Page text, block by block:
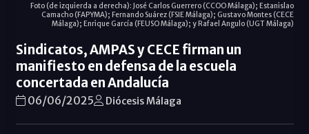
Foto (de izquierda a derecha): José Carlos Guerrero (CCOO Málaga); Estanislao
Camacho (FAPYMA); Fernando Suárez (FSIE Málaga); Gustavo Montes (CECE
Málaga); Enrique García (FEUSO Málaga); y Rafael Angulo (UGT Málaga)
Sindicatos, AMPAS y CECE firman un
manifiesto en defensa de la escuela
concertada en Andalucía
06/06/2025 Diócesis Málaga